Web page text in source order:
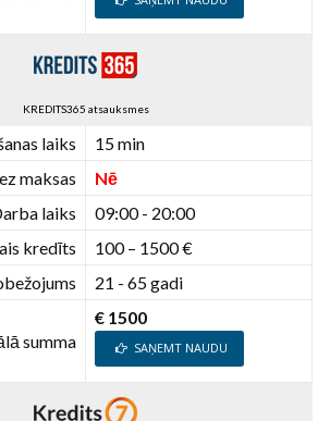
KREDITS365 atsauksmes
laiks
15 min
maksas
Nē
laiks
09:00 - 20:00
kredīts
100 – 1500 €
21 - 65 gadi
summa
€ 1500
SAŅEMT NAUDU